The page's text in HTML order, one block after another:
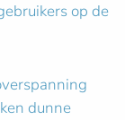
op de
dunne